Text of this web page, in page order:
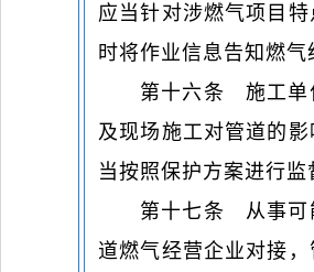
应当针对涉燃气项目
时将作业信息告知燃
第十六条 施工单
及现场施工对管道的
当按照保护方案进行
第十七条 从事可
道燃气经营企业对接